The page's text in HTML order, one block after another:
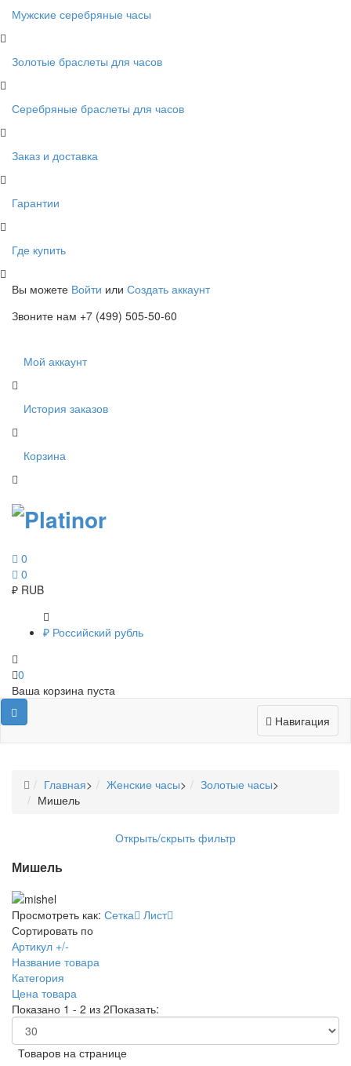
Мужские серебряные часы
Золотые браслеты для часов
Серебряные браслеты для часов
Заказ и доставка
Гарантии
Где купить
Вы можете Войти или Создать аккаунт
Звоните нам +7 (499) 505-50-60
Мой аккаунт
История заказов
Корзина
0
0
₽ RUB
₽ Российский рубль
0
Ваша корзина пуста
Навигация
Главная> Женские часы> Золотые часы>
Мишель
Открыть/скрыть фильтр
Мишель
Просмотреть как: Сетка
Лист
Сортировать по
Артикул +/-
Название товара
Категория
Цена товара
Показано 1 - 2 из 2Показать:
Товаров на странице